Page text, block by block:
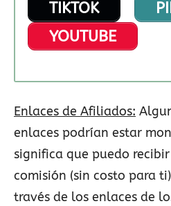
TIKTOK
YOUTUBE
Enlaces de Afiliados:
enlaces podrían estar
significa que puedo
comisión (sin costo para
través de los enlaces de